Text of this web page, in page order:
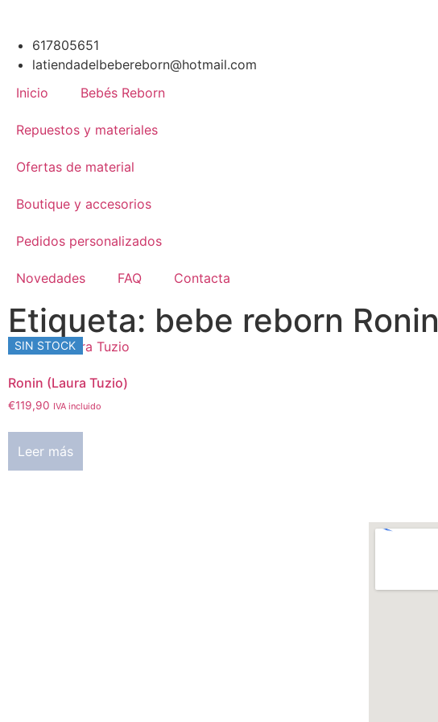
617805651
latiendadelbebereborn@hotmail.com
Inicio
Bebés Reborn
Repuestos y materiales
Ofertas de material
Boutique y accesorios
Pedidos personalizados
Novedades FAQ Contacta
Etiqueta: bebe reborn Ronin
SIN STOCK
Ronin (Laura Tuzio)
€119,90 IVA incluido
Leer más